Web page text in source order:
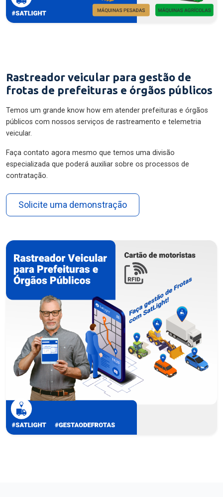
Rastreador veicular para gestão de
frotas de prefeituras e órgãos públicos
Temos um grande know how em atender prefeituras e órgãos
públicos com nossos serviços de rastreamento e telemetria
veicular.
Faça contato agora mesmo que temos uma divisão
especializada que poderá auxiliar sobre os processos de
contratação.
Solicite uma demonstração